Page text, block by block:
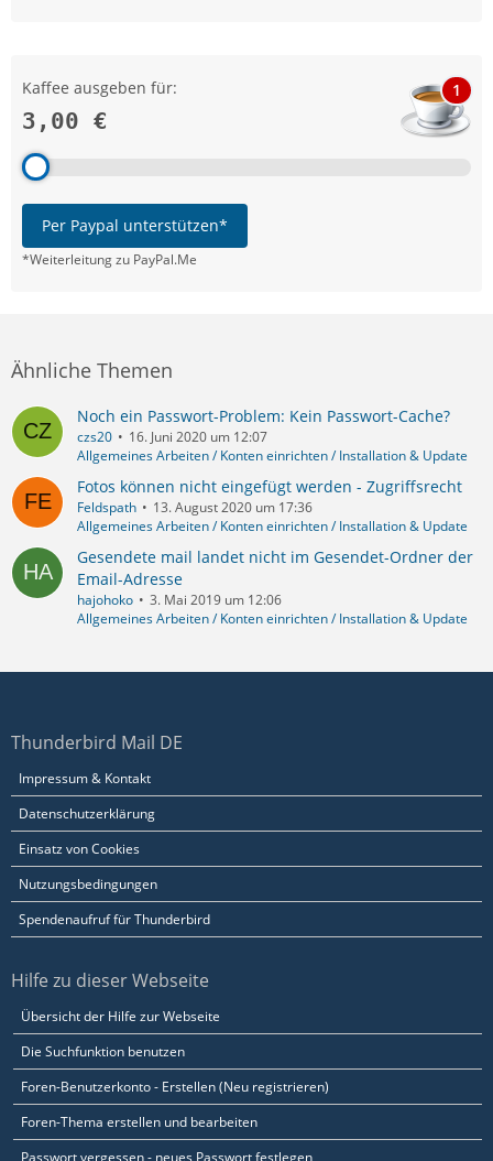
Kaffee ausgeben für:
3,00 €
1
Per Paypal unterstützen*
*Weiterleitung zu PayPal.Me
Ähnliche Themen
Noch ein Passwort-Problem: Kein Passwort-Cache?
czs20
16. Juni 2020 um 12:07
Allgemeines Arbeiten / Konten einrichten / Installation & Update
Fotos können nicht eingefügt werden - Zugriffsrecht
Feldspath
13. August 2020 um 17:36
Allgemeines Arbeiten / Konten einrichten / Installation & Update
Gesendete mail landet nicht im Gesendet-Ordner der
Email-Adresse
hajohoko
3. Mai 2019 um 12:06
Allgemeines Arbeiten / Konten einrichten / Installation & Update
Thunderbird Mail DE
Impressum & Kontakt
Datenschutzerklärung
Einsatz von Cookies
Nutzungsbedingungen
Spendenaufruf für Thunderbird
Hilfe zu dieser Webseite
Übersicht der Hilfe zur Webseite
Die Suchfunktion benutzen
Foren-Benutzerkonto - Erstellen (Neu registrieren)
Foren-Thema erstellen und bearbeiten
Passwort vergessen - neues Passwort festlegen